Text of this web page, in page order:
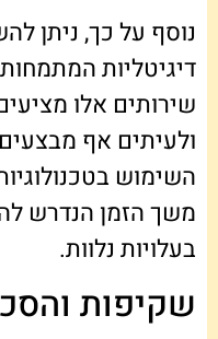
נוסף על כך, ניתן
דיגיטליות
שירותים אלו
ולעיתים אף
השימוש
משך הזמן הנדרש
בעלויות נלוות.
שקיפות